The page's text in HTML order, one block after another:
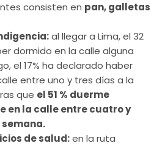
consisten en pan, galletas
al llegar a Lima, el 32
dormido en la calle alguna
el 17% ha declarado haber
entre uno y tres días a la
que el 51 % duerme
en la calle entre cuatro y
de salud:en la ruta